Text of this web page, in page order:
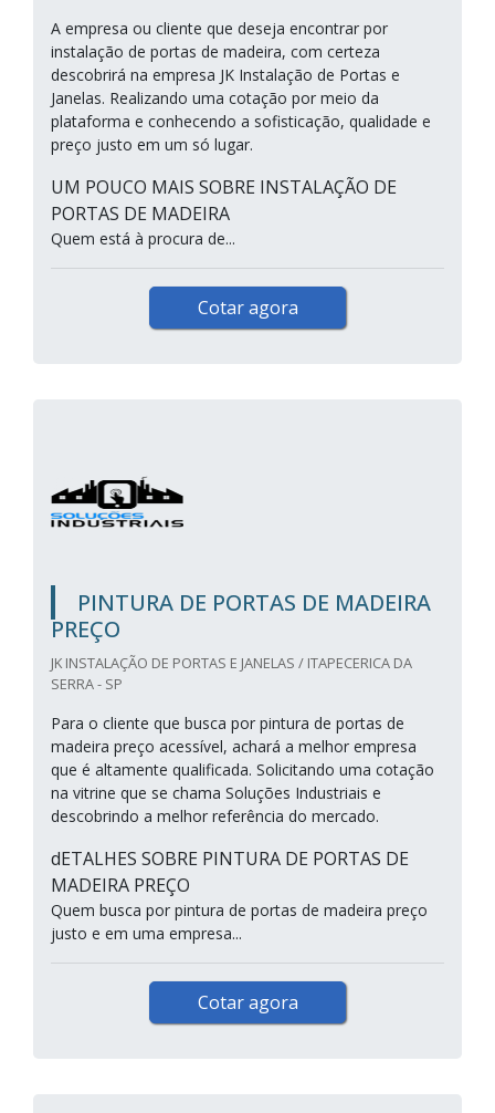
A empresa ou cliente que deseja encontrar por
instalação de portas de madeira, com certeza
descobrirá na empresa JK Instalação de Portas e
Janelas. Realizando uma cotação por meio da
plataforma e conhecendo a sofisticação, qualidade e
preço justo em um só lugar.
UM POUCO MAIS SOBRE INSTALAÇÃO DE
PORTAS DE MADEIRA
Quem está à procura de...
Cotar agora
PINTURA DE PORTAS DE MADEIRA
PREÇO
JK INSTALAÇÃO DE PORTAS E JANELAS / ITAPECERICA DA
SERRA - SP
Para o cliente que busca por pintura de portas de
madeira preço acessível, achará a melhor empresa
que é altamente qualificada. Solicitando uma cotação
na vitrine que se chama Soluções Industriais e
descobrindo a melhor referência do mercado.
dETALHES SOBRE PINTURA DE PORTAS DE
MADEIRA PREÇO
Quem busca por pintura de portas de madeira preço
justo e em uma empresa...
Cotar agora